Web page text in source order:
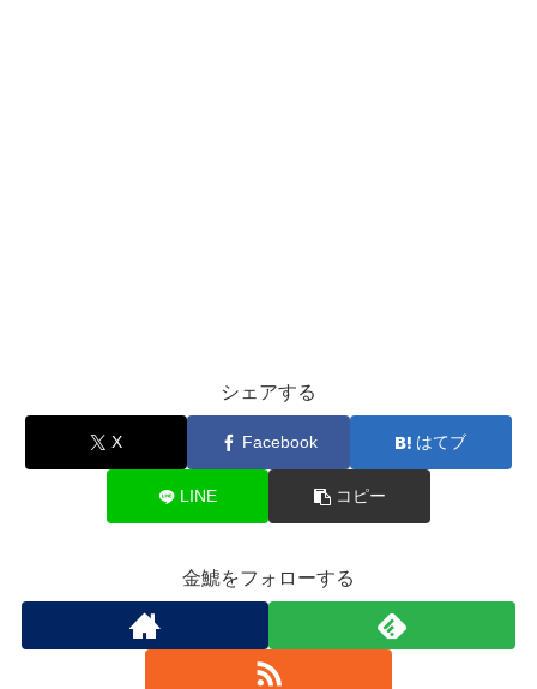
シェアする
X Facebook はてブ
LINE コピー
金鯱をフォローする